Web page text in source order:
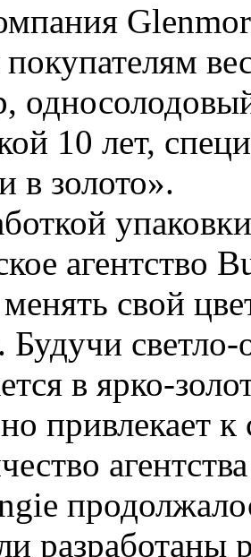
10 лет,
в золото».
агентство
свой
светло-
в ярко-
привлекает
разработаны